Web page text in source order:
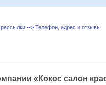
--> Телефон, адрес и отзывы
«Кокос салон